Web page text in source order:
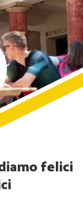
felici